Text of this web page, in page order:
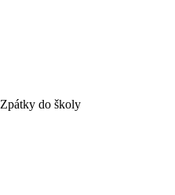
Zpátky do školy